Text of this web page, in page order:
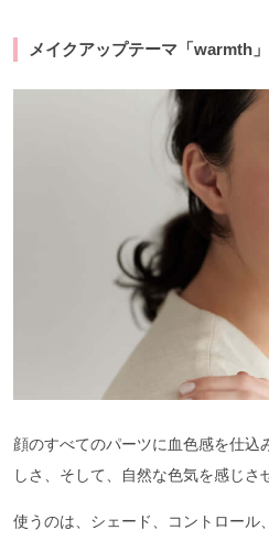
メイクアップテーマ「warmth」
顔のすべてのパーツに血色感を仕込
しさ、そして、自然な色気を感じさ
使うのは、シェード、コントロール